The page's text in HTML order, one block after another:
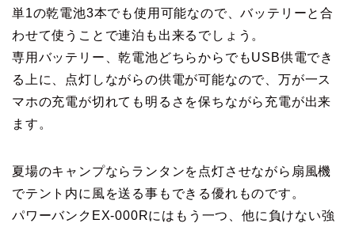
単1の乾電池3本でも使用可能なので、バッテリーと合
わせて使うことで連泊も出来るでしょう。
専用バッテリー、乾電池どちらからでもUSB供電でき
る上に、点灯しながらの供電が可能なので、万が一ス
マホの充電が切れても明るさを保ちながら充電が出来
ます。
夏場のキャンプならランタンを点灯させながら扇風機
でテント内に風を送る事もできる優れものです。
パワーバンクEX-000Rにはもう一つ、他に負けない強